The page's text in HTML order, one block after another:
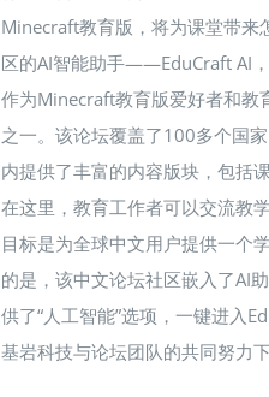
Minecraft教育版，将为课堂带来
区的AI智能助手——EduCraft AI
作为Minecraft教育版爱好者和教
之一。该论坛覆盖了100多个国
内提供了丰富的内容版块，包括
在这里，教育工作者可以交流教
目标是为全球中文用户提供一个
的是，该中文论坛社区嵌入了AI
供了“人工智能”选项，一键进入
基岩科技与论坛团队的共同努力